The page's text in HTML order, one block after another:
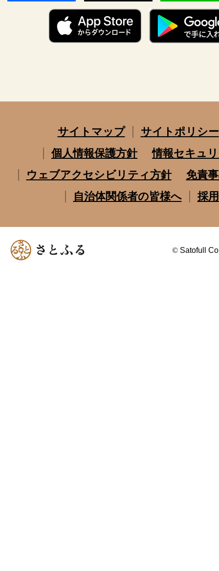
サイトマップ
サイトポリシー
個人情報保護方針
情報セキュ
ウェブアクセシビリティ方針
免責
自治体関係者の皆様へ
採
© Satofull